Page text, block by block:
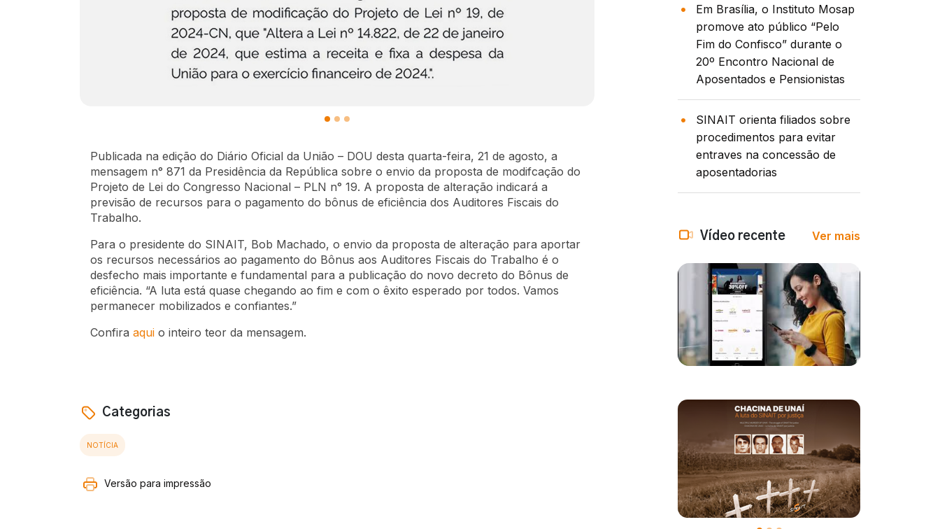
Publicada na edição do Diário Oficial da União – DOU desta quarta-feira, 21 de agosto, a
mensagem n° 871 da Presidência da República sobre o envio da proposta de modifcação do
Projeto de Lei do Congresso Nacional – PLN n° 19. A proposta de alteração indicará a
previsão de recursos para o pagamento do bônus de eficiência dos Auditores Fiscais do
Trabalho.
Para o presidente do SINAIT, Bob Machado, o envio da proposta de alteração para aportar
os recursos necessários ao pagamento do Bônus aos Auditores Fiscais do Trabalho é o
desfecho mais importante e fundamental para a publicação do novo decreto do Bônus de
eficiência. “A luta está quase chegando ao fim e com o êxito esperado por todos. Vamos
permanecer mobilizados e confiantes.”
Confira aqui o inteiro teor da mensagem.
Categorias
NOTÍCIA
Versão para impressão
Em Brasília, o Instituto Mosap
promove ato público “Pelo
Fim do Confisco” durante o
20º Encontro Nacional de
Aposentados e Pensionistas
SINAIT orienta filiados sobre
procedimentos para evitar
entraves na concessão de
aposentadorias
Vídeo recente Ver mais